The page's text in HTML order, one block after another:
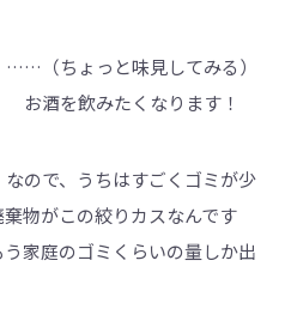
（ちょっと味見してみる）
お酒を飲みたくなります！
ので、うちはすごくゴミが少
物がこの絞りカスなんです
家庭のゴミくらいの量しか出